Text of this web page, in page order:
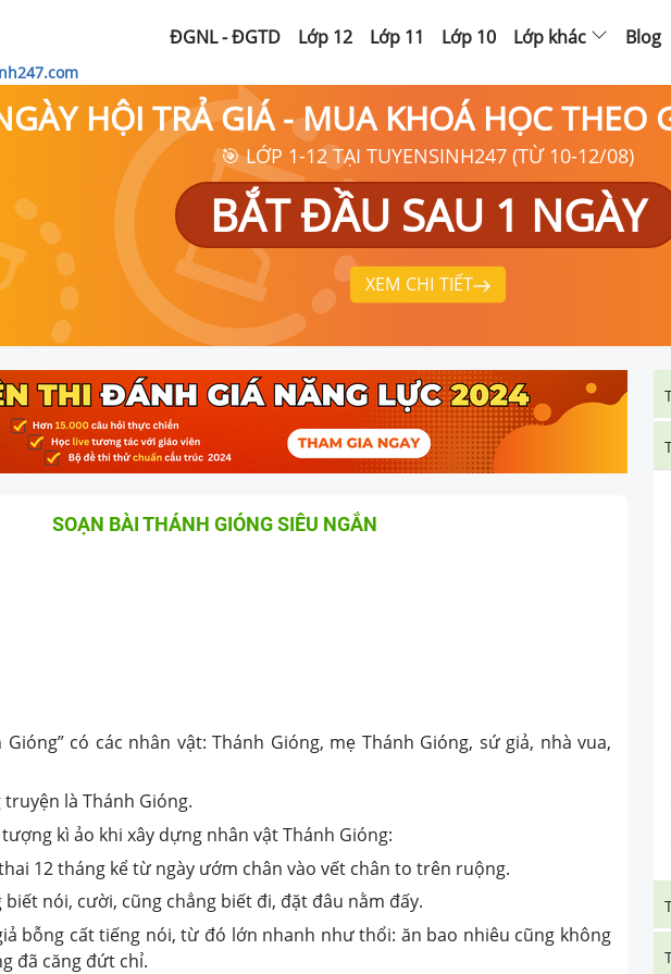
ĐGNL - ĐGTD Lớp 12 Lớp 11 Lớp 10 Lớp khác Blog
HỘI TRẢ GIÁ - MUA KHOÁ HỌC THEO
🎯 LỚP 1-12 TẠI TUYENSINH247 (TỪ 10-12/08)
BẮT ĐẦU SAU 1 NGÀY
XEM CHI TIẾT
SOẠN BÀI THÁNH GIÓNG SIÊU NGẮN
có các nhân vật: Thánh Gióng, mẹ Thánh Gióng, sứ giả, nhà vua,
là Thánh Gióng.
kì ảo khi xây dựng nhân vật Thánh Gióng:
12 tháng kể từ ngày ướm chân vào vết chân to trên ruộng.
biết nói, cười, cũng chẳng biết đi, đặt đâu nằm đấy.
bỗng cất tiếng nói, từ đó lớn nhanh như thổi: ăn bao nhiêu cũng không
đã căng đứt chỉ.